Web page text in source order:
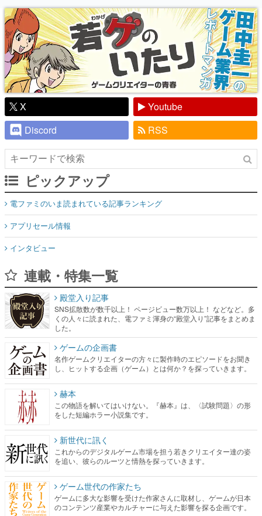
り】
X
Youtube
Discord
RSS
ピックアップ
電ファミのいま読まれている記事ランキング
アプリセール情報
インタビュー
連載・特集一覧
殿堂入り記事
SNS拡散数が数千以上！ ページビュー数万以上！ などなど。多
くの人々に読まれた、電ファミ渾身の“殿堂入り”記事をまとめま
した。
ゲームの企画書
名作ゲームクリエイターの方々に製作時のエピソードをお聞き
し、ヒットする企画（ゲーム）とは何か？を探っていきます。
赫本
この物語を解いてはいけない。『赫本』は、〈試験問題〉の形
をした短編ホラー小説集です。
新世代に訊く
これからのデジタルゲーム市場を担う若きクリエイター達の姿
を追い、彼らのルーツと情熱を探っていきます。
ゲーム世代の作家たち
ゲームに多大な影響を受けた作家さんに取材し、ゲームが日本
のコンテンツ産業やカルチャーに与えた影響を探る企画です。